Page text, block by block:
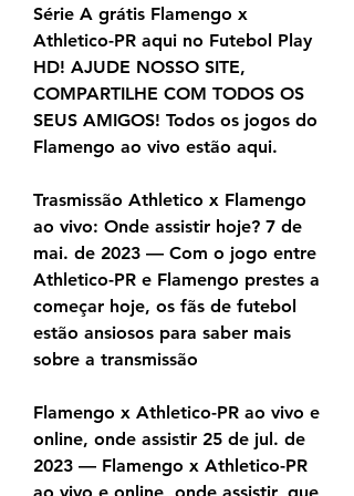
Série A grátis Flamengo x
Athletico-PR aqui no Futebol Play
HD! AJUDE NOSSO SITE,
COMPARTILHE COM TODOS OS
SEUS AMIGOS! Todos os jogos do
Flamengo ao vivo estão aqui.
Trasmissão Athletico x Flamengo
ao vivo: Onde assistir hoje? 7 de
mai. de 2023 — Com o jogo entre
Athletico-PR e Flamengo prestes a
começar hoje, os fãs de futebol
estão ansiosos para saber mais
sobre a transmissão
Flamengo x Athletico-PR ao vivo e
online, onde assistir 25 de jul. de
2023 — Flamengo x Athletico-PR